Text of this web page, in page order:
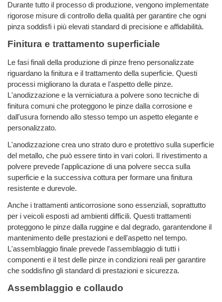
Durante tutto il processo di produzione, vengono implementate
rigorose misure di controllo della qualità per garantire che ogni
pinza soddisfi i più elevati standard di precisione e affidabilità.
Finitura e trattamento superficiale
Le fasi finali della produzione di pinze freno personalizzate
riguardano la finitura e il trattamento della superficie. Questi
processi migliorano la durata e l'aspetto delle pinze.
L'anodizzazione e la verniciatura a polvere sono tecniche di
finitura comuni che proteggono le pinze dalla corrosione e
dall'usura fornendo allo stesso tempo un aspetto elegante e
personalizzato.
L'anodizzazione crea uno strato duro e protettivo sulla superficie
del metallo, che può essere tinto in vari colori. Il rivestimento a
polvere prevede l'applicazione di una polvere secca sulla
superficie e la successiva cottura per formare una finitura
resistente e durevole.
Anche i trattamenti anticorrosione sono essenziali, soprattutto
per i veicoli esposti ad ambienti difficili. Questi trattamenti
proteggono le pinze dalla ruggine e dal degrado, garantendone il
mantenimento delle prestazioni e dell'aspetto nel tempo.
L'assemblaggio finale prevede l'assemblaggio di tutti i
componenti e il test delle pinze in condizioni reali per garantire
che soddisfino gli standard di prestazioni e sicurezza.
Assemblaggio e collaudo